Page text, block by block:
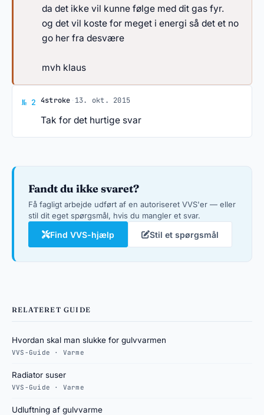
da det ikke vil kunne følge med dit gas fyr.
og det vil koste for meget i energi så det et no
go her fra desvære
mvh klaus
№ 2 Svar af 4stroke
4stroke · 13. okt. 2015
Tak for det hurtige svar
Fandt du ikke svaret?
Få fagligt arbejde udført af en autoriseret VVS'er — eller
stil dit eget spørgsmål, hvis du mangler et svar.
Find VVS-hjælp Stil et spørgsmål
RELATERET GUIDE
Hvordan skal man slukke for gulvvarmen
VVS-Guide · Varme
Radiator suser
VVS-Guide · Varme
Udluftning af gulvvarme